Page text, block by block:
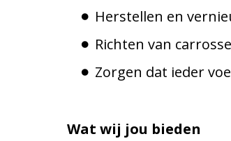
Herstellen en
Richten van
Zorgen dat ieder
Wat wij jou bieden